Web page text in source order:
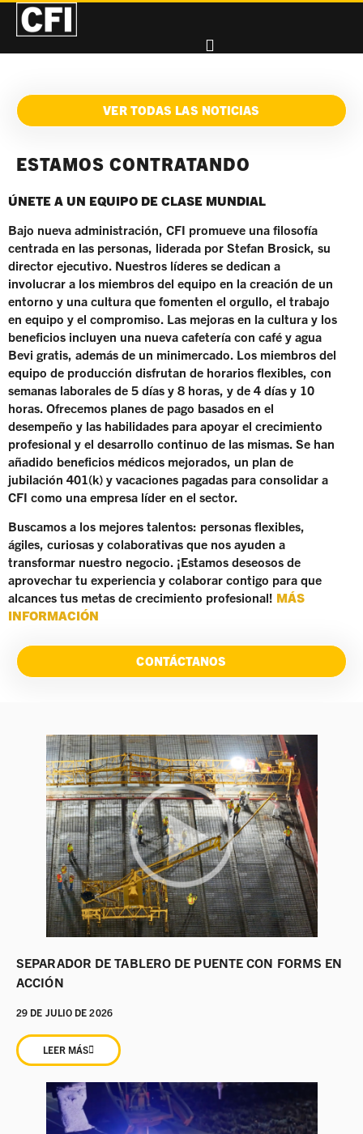
VER TODAS LAS NOTICIAS
ESTAMOS CONTRATANDO
ÚNETE A UN EQUIPO DE CLASE MUNDIAL
Bajo nueva administración, CFI promueve una filosofía
centrada en las personas, liderada por Stefan Brosick, su
director ejecutivo. Nuestros líderes se dedican a
involucrar a los miembros del equipo en la creación de un
entorno y una cultura que fomenten el orgullo, el trabajo
en equipo y el compromiso. Las mejoras en la cultura y los
beneficios incluyen una nueva cafetería con café y agua
Bevi gratis, además de un minimercado. Los miembros del
equipo de producción disfrutan de horarios flexibles, con
semanas laborales de 5 días y 8 horas, y de 4 días y 10
horas. Ofrecemos planes de pago basados en el
desempeño y las habilidades para apoyar el crecimiento
profesional y el desarrollo continuo de las mismas. Se han
añadido beneficios médicos mejorados, un plan de
jubilación 401(k) y vacaciones pagadas para consolidar a
CFI como una empresa líder en el sector.
Buscamos a los mejores talentos: personas flexibles,
ágiles, curiosas y colaborativas que nos ayuden a
transformar nuestro negocio. ¡Estamos deseosos de
aprovechar tu experiencia y colaborar contigo para que
alcances tus metas de crecimiento profesional! MÁS
INFORMACIÓN
CONTÁCTANOS
SEPARADOR DE TABLERO DE PUENTE CON FORMS EN
ACCIÓN
29 DE JULIO DE 2026
LEER MÁS